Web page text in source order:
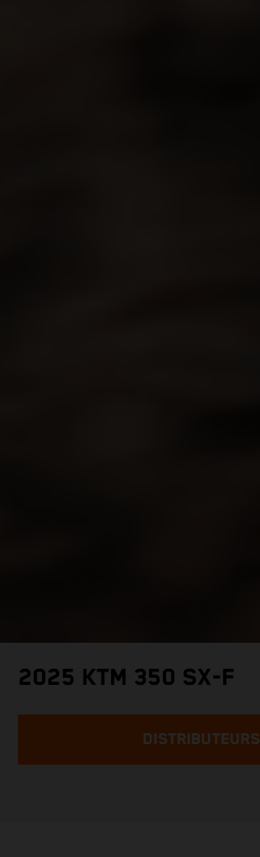
2025 KTM 350 SX-F
DISTRIBUTEURS